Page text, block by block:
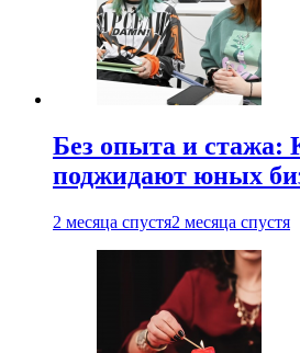
Без опыта и стажа:
поджидают юных
2 месяца спустя2 месяца спустя